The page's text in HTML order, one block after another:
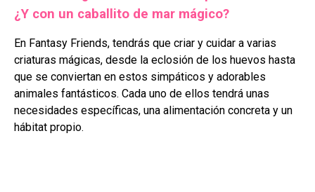
¿Y con un caballito de mar mágico?
En Fantasy Friends, tendrás que criar y cuidar a varias
criaturas mágicas, desde la eclosión de los huevos hasta
que se conviertan en estos simpáticos y adorables
animales fantásticos. Cada uno de ellos tendrá unas
necesidades específicas, una alimentación concreta y un
hábitat propio.